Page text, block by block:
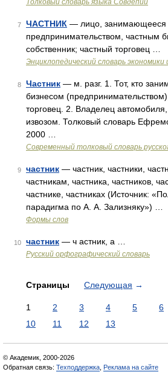
Толковый словарь языка Совдепии
7 ЧАСТНИК — лицо, занимающееся
предпринимательством, частным
собственник; частный торговец …
Энциклопедический словарь экономики
8 Частник — м. разг. 1. Тот, кто
бизнесом
торговец. 2. Владелец
извозом. Толковый словарь
2000 …
Современный толковый словарь
9 частник — частник, частники,
частникам, частника, частников,
частнике, частниках (Источник:
парадигма по А. А. Зализняку») …
Формы слов
10 частник — ч астник, а …
Русский орфографический словарь
Страницы Следующая →
1 2 3 4 5 6
10
11 12 13
© Академик, 2000-2026
Обратная связь: Техподдержка Реклама на сайте